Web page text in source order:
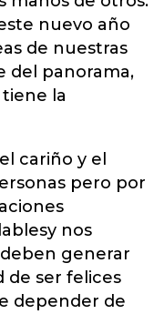
nuevo año
de nuestras
del panorama,
la
cariño y el
pero por
nos
generar
de ser felices
depender de